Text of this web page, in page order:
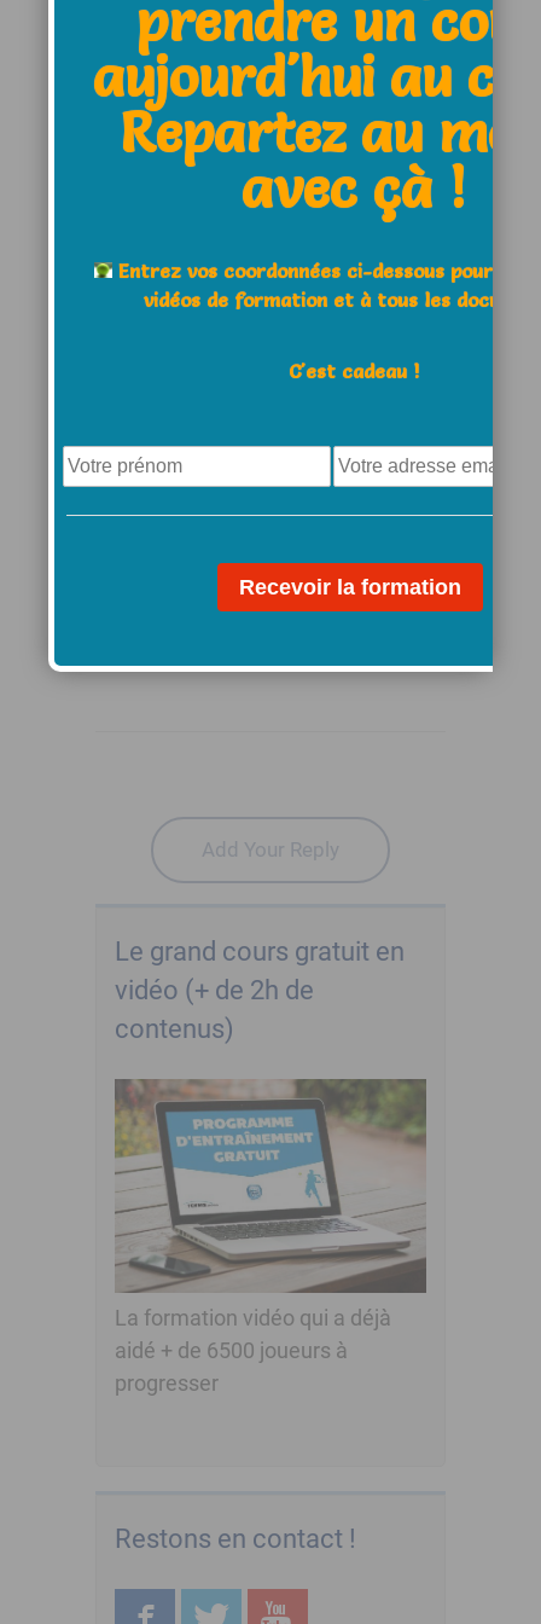
Le grand cours gratuit en
vidéo (+ de 2h de
contenus)
La formation vidéo qui a déjà
aidé + de 6500 joueurs à
progresser
Restons en contact !
abonnersans commenter.
Cocher cette case pour
article apparaisse
Stasays
Add Your Reply
prendre un
aujourd'hui au
Repartez au
avec çà !
Entrez vos coordonnées ci-dessous pour
vidéos de formation et à tous les
C'est cadeau !